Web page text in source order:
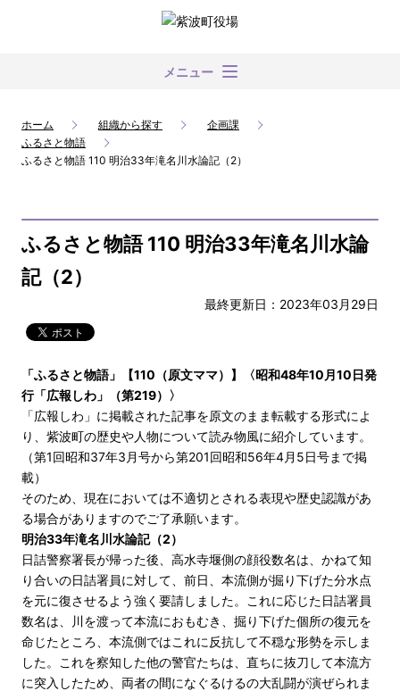
メニュー
ホーム 組織から探す
企画課
ふるさと物語
ふるさと物語 110 明治33年滝名川水論記（2）
ふるさと物語 110 明治33年滝名川水論
記（2）
最終更新日：2023年03月29日
「ふるさと物語」【110（原文ママ）】〈昭和48年10月10日発
行「広報しわ」（第219）〉
「広報しわ」に掲載された記事を原文のまま転載する形式によ
り、紫波町の歴史や人物について読み物風に紹介しています。
（第1回昭和37年3月号から第201回昭和56年4月5日号まで掲
載）
そのため、現在においては不適切とされる表現や歴史認識があ
る場合がありますのでご了承願います。
明治33年滝名川水論記（2）
日詰警察署長が帰った後、高水寺堰側の顔役数名は、かねて知
り合いの日詰署員に対して、前日、本流側が掘り下げた分水点
を元に復させるよう強く要請しました。これに応じた日詰署員
数名は、川を渡って本流におもむき、掘り下げた個所の復元を
命じたところ、本流側ではこれに反抗して不穏な形勢を示しま
した。これを察知した他の警官たちは、直ちに抜刀して本流方
に突入したため、両者の間になぐるけるの大乱闘が演ぜられま